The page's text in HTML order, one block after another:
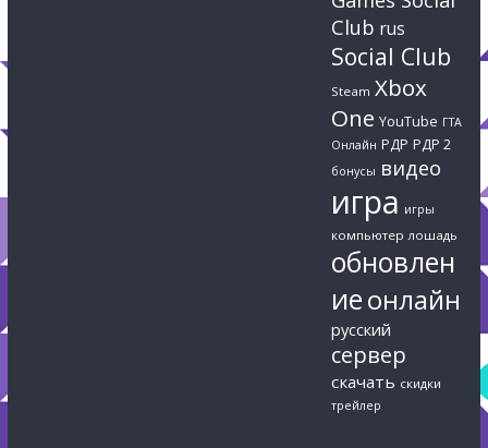
Club rus
Social Club
Steam Xbox
One YouTube ГТА
Онлайн РДР РДР 2
бонусы видео
игра игры
компьютер лошадь
обновлен
иеонлайн
русский
сервер
скачать скидки
трейлер